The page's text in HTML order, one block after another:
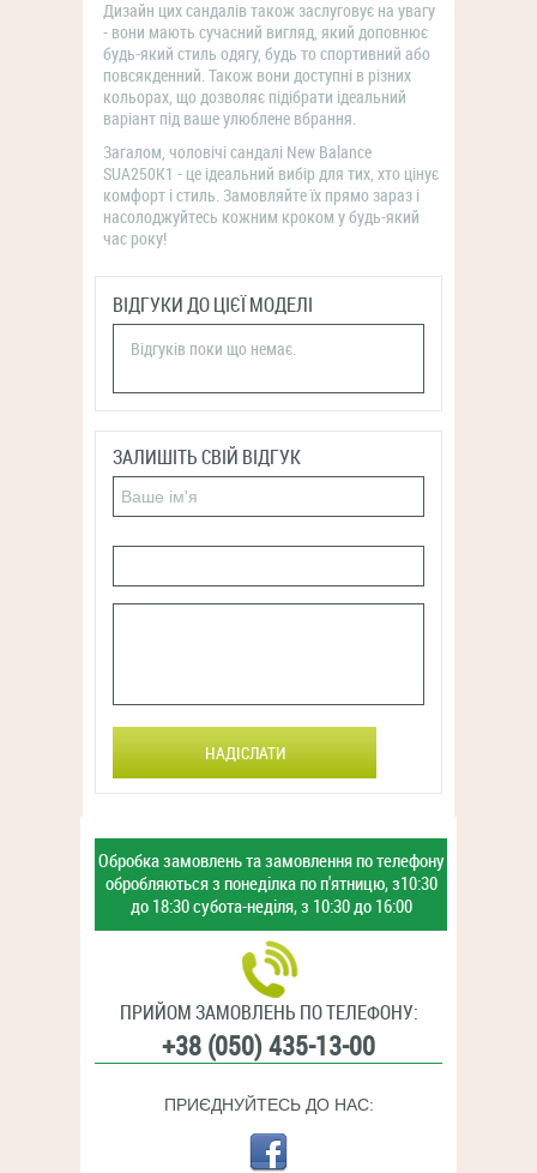
Дизайн цих сандалів також заслуговує на увагу
- вони мають сучасний вигляд, який доповнює
будь-який стиль одягу, будь то спортивний або
повсякденний. Також вони доступні в різних
кольорах, що дозволяє підібрати ідеальний
варіант під ваше улюблене вбрання.
Загалом, чоловічі сандалі New Balance
SUA250K1 - це ідеальний вибір для тих, хто цінує
комфорт і стиль. Замовляйте їх прямо зараз і
насолоджуйтесь кожним кроком у будь-який
час року!
ВІДГУКИ ДО ЦІЄЇ МОДЕЛІ
Відгуків поки що немає.
ЗАЛИШІТЬ СВІЙ ВІДГУК
НАДІСЛАТИ
Обробка замовлень та замовленняпо телефону
обробляються з понеділка по п'ятницю,з10:30
до 18:30субота-неділя,з 10:30 до 16:00
ПРИЙОМ ЗАМОВЛЕНЬ ПО ТЕЛЕФОНУ:
+38 (050) 435-13-00
ПРИЄДНУЙТЕСЬ ДО НАС: